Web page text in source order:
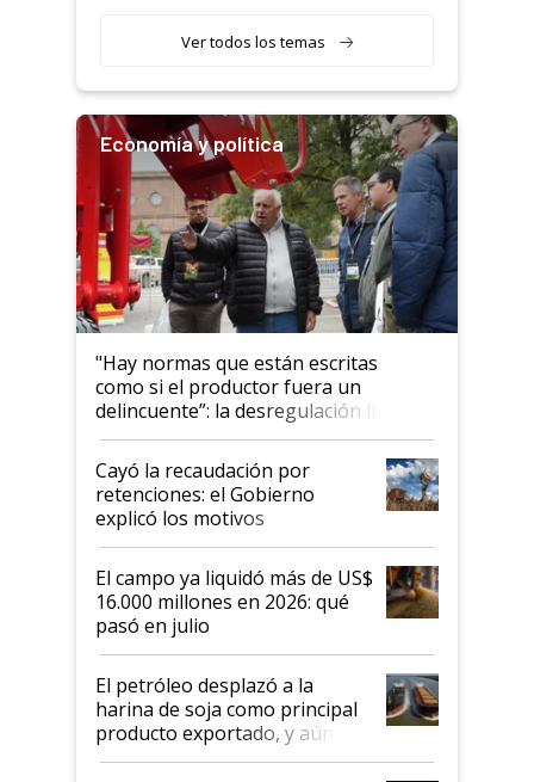
Ver todos los temas
Economía y política
"Hay normas que están escritas
como si el productor fuera un
delincuente”: la desregulación llegó
al Congreso Aapresid y hasta se
habló del financiamiento al IPCVA
Cayó la recaudación por
retenciones: el Gobierno
explicó los motivos
El campo ya liquidó más de US$
16.000 millones en 2026: qué
pasó en julio
El petróleo desplazó a la
harina de soja como principal
producto exportado, y aún así
el agro aportó casi seis de cada